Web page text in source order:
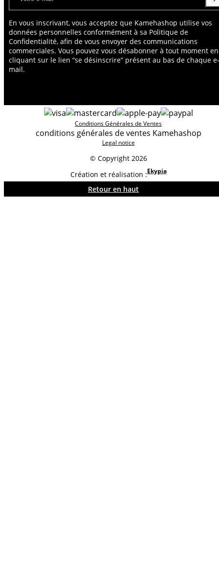
En vous inscrivant, vous acceptez que Kamehashop utilise vos
données personnelles conformément à sa Politique de
Confidentialité, afin de vous envoyer des communications
commerciales. Vous pouvez vous désabonner à tout moment en
cliquant sur le lien “se désinscrire” présent au bas de chaque e-
mail.
© Copyright 2026
Conditions Générales de Ventes
conditions générales de ventes Kamehashop
Legal notice
Création et réalisation :Ekypia
Retour en haut